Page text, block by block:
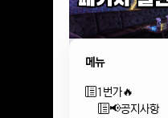
메뉴
1번가🔥
📢공지사항